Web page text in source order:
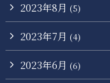
2023年8月 (5)
2023年7月 (4)
2023年6月 (6)